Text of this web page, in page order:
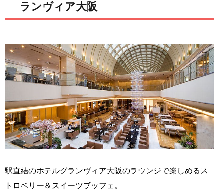
ランヴィア大阪
駅直結のホテルグランヴィア大阪のラウンジで楽しめるス
トロベリー＆スイーツブッフェ。